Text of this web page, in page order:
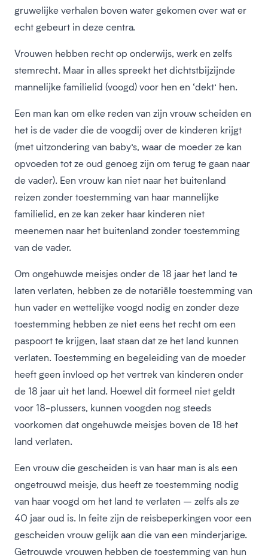
gruwelijke verhalen boven water gekomen over wat er
echt gebeurt in deze centra.
Vrouwen hebben recht op onderwijs, werk en zelfs
stemrecht. Maar in alles spreekt het dichtstbijzijnde
mannelijke familielid (voogd) voor hen en ‘dekt’ hen.
Een man kan om elke reden van zijn vrouw scheiden en
het is de vader die de voogdij over de kinderen krijgt
(met uitzondering van baby’s, waar de moeder ze kan
opvoeden tot ze oud genoeg zijn om terug te gaan naar
de vader). Een vrouw kan niet naar het buitenland
reizen zonder toestemming van haar mannelijke
familielid, en ze kan zeker haar kinderen niet
meenemen naar het buitenland zonder toestemming
van de vader.
Om ongehuwde meisjes onder de 18 jaar het land te
laten verlaten, hebben ze de notariële toestemming van
hun vader en wettelijke voogd nodig en zonder deze
toestemming hebben ze niet eens het recht om een
paspoort te krijgen, laat staan dat ze het land kunnen
verlaten. Toestemming en begeleiding van de moeder
heeft geen invloed op het vertrek van kinderen onder
de 18 jaar uit het land. Hoewel dit formeel niet geldt
voor 18-plussers, kunnen voogden nog steeds
voorkomen dat ongehuwde meisjes boven de 18 het
land verlaten.
Een vrouw die gescheiden is van haar man is als een
ongetrouwd meisje, dus heeft ze toestemming nodig
van haar voogd om het land te verlaten – zelfs als ze
40 jaar oud is. In feite zijn de reisbeperkingen voor een
gescheiden vrouw gelijk aan die van een minderjarige.
Getrouwde vrouwen hebben de toestemming van hun